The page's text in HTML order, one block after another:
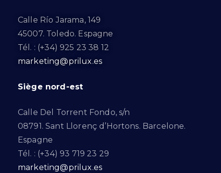
Calle Río Jarama, 149
45007. Toledo. Espagne
Tél. : (+34) 925 23 38 12
marketing@prilux.es
Siège nord-est
Calle Del Torrent Fondo, s/n
08791. Sant Llorenç d’Hortons. Barcelone.
Espagne
Tél. : (+34) 93 719 23 29
marketing@prilux.es